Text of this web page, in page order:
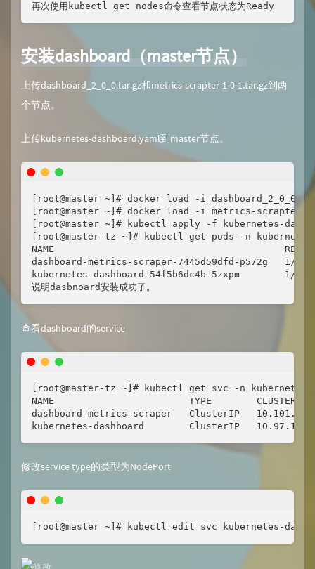
再次使用kubectl get nodes命令查看节点状态为Ready
安装dashboard（master节点）
上传dashboard_2_0_0.tar.gz和metrics-scrapter-1-0-1.tar.gz到两
个节点。
上传kubernetes-dashboard.yaml到master节点。
[root@master ~]# docker load -i
[root@master ~]# docker load -i metrics-scrapter-
[root@master ~]# kubectl apply -f kubernetes-
[root@master-tz ~]# kubectl get pods -n
NAME                                         READY
dashboard-metrics-scraper-7445d59dfd-p572g
kubernetes-dashboard-54f5b6dc4b-5zxpm
说明dasbnoard安装成功了。
查看dashboard的service
[root@master-tz ~]# kubectl get svc -n kubernetes-
NAME                        TYPE        CLUSTER-IP
dashboard-metrics-scraper   ClusterIP
kubernetes-dashboard        ClusterIP
修改service type的类型为NodePort
[root@master ~]# kubectl edit svc kubernetes-